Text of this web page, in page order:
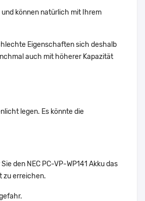
können natürlich mit Ihrem
Eigenschaften sich deshalb
auch mit höherer Kapazität
legen. Es könnte die
den NEC PC-VP-WP141 Akku das
zu erreichen.